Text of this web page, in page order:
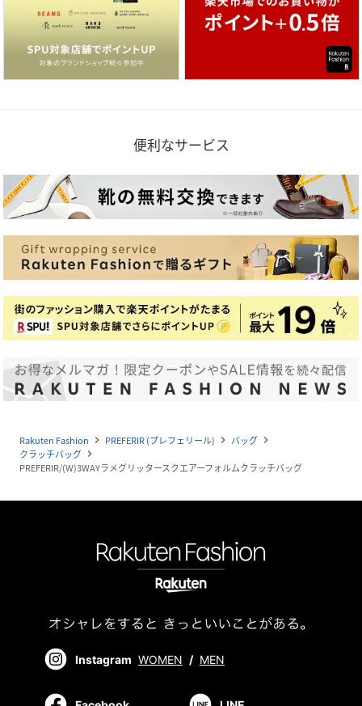
便利なサービス
Rakuten Fashion navigate_next PREFERIR (プレフェリール) navigate_next バッグ navigate_next
クラッチバッグ navigate_next
PREFERIR/(W)3WAYラメグリッタースクエアーフォルムクラッチバッグ
Instagram WOMEN / MEN